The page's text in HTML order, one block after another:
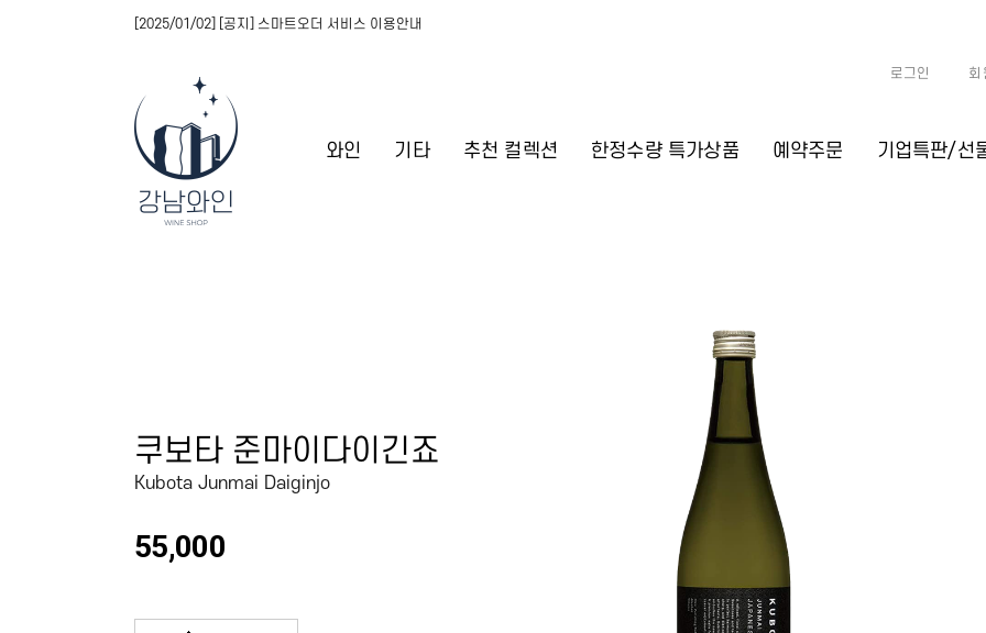
와인 기타 추천 컬렉션 한정수량 특가상품 예약주문 기업특판/선
[2025/01/02] [공지] 스마트오더 서비스 이용안내
로그인 회
쿠보타 준마이다이긴죠
Kubota Junmai Daiginjo
55,000